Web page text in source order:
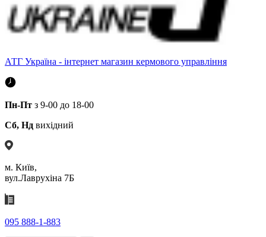
АТГ Україна - інтернет магазин кермового управління
Пн-Пт з 9-00 до 18-00
Сб, Нд вихідний
м. Київ,
вул.Лаврухіна 7Б
095 888-1-883